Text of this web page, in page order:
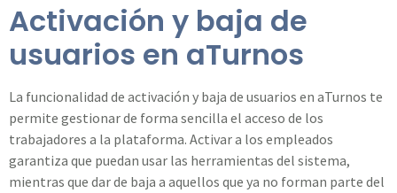
Activación y baja de
usuarios en aTurnos
La funcionalidad de activación y baja de usuarios en aTurnos te
permite gestionar de forma sencilla el acceso de los
trabajadores a la plataforma. Activar a los empleados
garantiza que puedan usar las herramientas del sistema,
mientras que dar de baja a aquellos que ya no forman parte del